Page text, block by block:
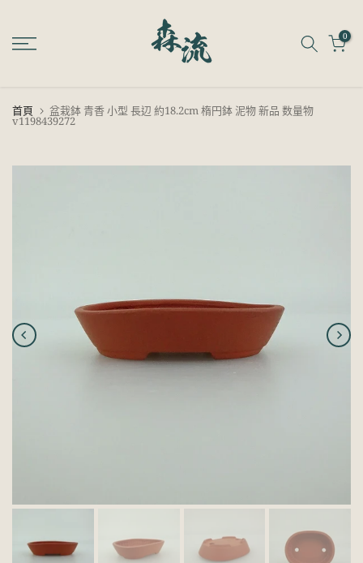
至
內
0
首頁 盆栽鉢 青香 小型 長辺 約18.2cm 楕円鉢 泥物 新品 数量物
v1198439272